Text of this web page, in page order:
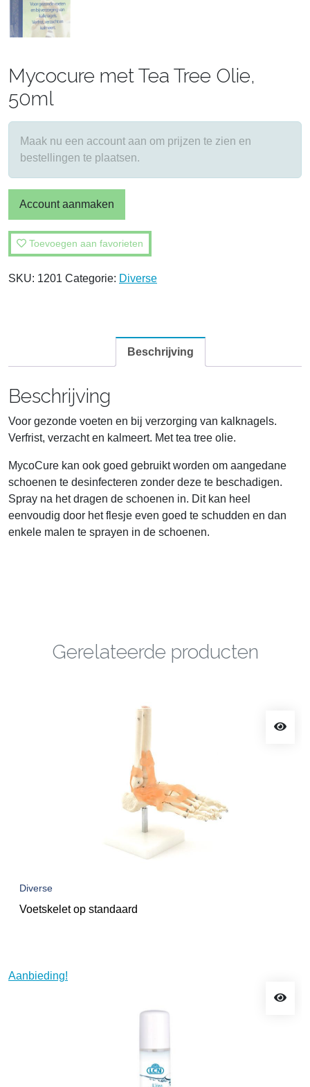
Mycocure met Tea Tree Olie,
50ml
Maak nu een account aan om prijzen te zien en
bestellingen te plaatsen.
Account aanmaken
Toevoegen aan favorieten
SKU: 1201 Categorie: Diverse
Beschrijving
Beschrijving
Voor gezonde voeten en bij verzorging van kalknagels.
Verfrist, verzacht en kalmeert. Met tea tree olie.
MycoCure kan ook goed gebruikt worden om aangedane
schoenen te desinfecteren zonder deze te beschadigen.
Spray na het dragen de schoenen in. Dit kan heel
eenvoudig door het flesje even goed te schudden en dan
enkele malen te sprayen in de schoenen.
Gerelateerde producten
Diverse
Voetskelet op standaard
Aanbieding!